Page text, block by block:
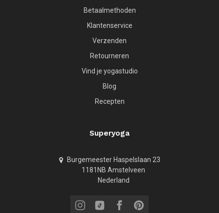
Betaalmethoden
Klantenservice
Verzenden
Retourneren
Vind je yogastudio
Blog
Recepten
Superyoga
Burgemeester Haspelslaan 23
1181NB Amstelveen
Nederland